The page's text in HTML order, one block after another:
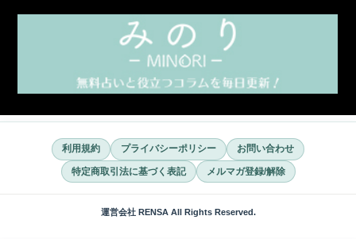
利用規約 プライバシーポリシー お問い合わせ
特定商取引法に基づく表記 メルマガ登録/解除
運営会社 RENSA All Rights Reserved.